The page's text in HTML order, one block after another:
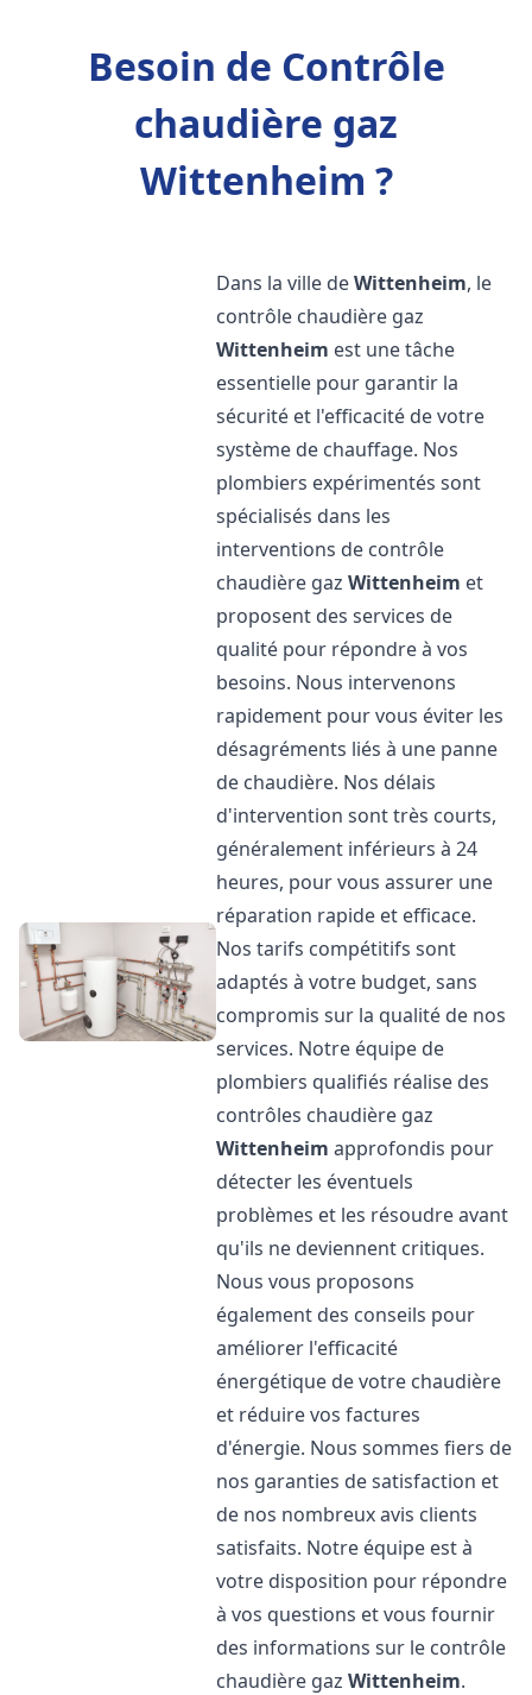
Besoin de Contrôle
chaudière gaz
Wittenheim ?
Dans la ville deWittenheim, le
contrôle chaudière gaz
Wittenheim est une tâche
essentielle pour garantir la
sécurité et l'efficacité de votre
système de chauffage. Nos
plombiers expérimentés sont
spécialisés dans les
interventions de contrôle
chaudière gazWittenheim et
proposent des services de
qualité pour répondre à vos
besoins. Nous intervenons
rapidement pour vous éviter les
désagréments liés à une panne
de chaudière. Nos délais
d'intervention sont très courts,
généralement inférieurs à 24
heures, pour vous assurer une
réparation rapide et efficace.
Nos tarifs compétitifs sont
adaptés à votre budget, sans
compromis sur la qualité de nos
services. Notre équipe de
plombiers qualifiés réalise des
contrôles chaudière gaz
Wittenheim approfondis pour
détecter les éventuels
problèmes et les résoudre avant
qu'ils ne deviennent critiques.
Nous vous proposons
également des conseils pour
améliorer l'efficacité
énergétique de votre chaudière
et réduire vos factures
d'énergie. Nous sommes fiers de
nos garanties de satisfaction et
de nos nombreux avis clients
satisfaits. Notre équipe est à
votre disposition pour répondre
à vos questions et vous fournir
des informations sur le contrôle
chaudière gazWittenheim.